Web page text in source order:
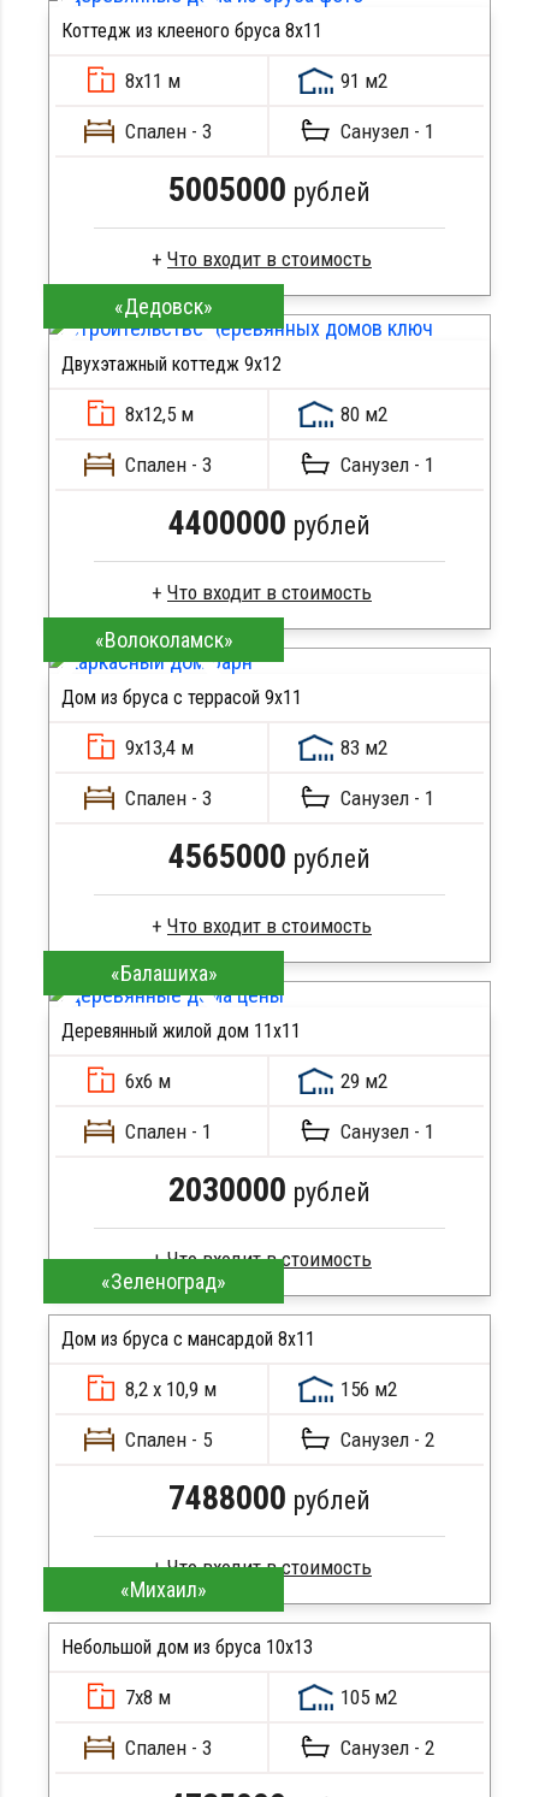
Кровля металлочерепица
Метизы, саморезы, гвозди
Сборка на березовые нагеля, джут
Металлические сваи 108 диаметр
ПОДРОБНЕЕ
Коттедж из клееного бруса 8х11
8х11 м 91 м2
Спален - 3 Санузел - 1
5005000 рублей
Сухой брус
Стропила, балки 50х200 мм
Кровля металлочерепица
Метизы, саморезы, гвозди
Сборка на березовые нагеля, джут
Металлические сваи 108 диаметр
ПОДРОБНЕЕ
«Дедовск»
Двухэтажный коттедж 9х12
8х12,5 м 80 м2
Спален - 3 Санузел - 1
4400000 рублей
Брус камерной сушки
Стропила, балки 50х200 мм
Кровля металлочерепица
Метизы, саморезы, гвозди
Сборка на березовые нагеля, джут
Металлические сваи 108 диаметр
ПОДРОБНЕЕ
«Волоколамск»
Дом из бруса с террасой 9х11
9х13,4 м 83 м2
Спален - 3 Санузел - 1
4565000 рублей
Клееный брус
Стропила, балки 50х200 мм
Кровля металлочерепица
Метизы, саморезы, гвозди
Сборка на березовые нагеля, джут
Металлические сваи 108 диаметр
ПОДРОБНЕЕ
«Балашиха»
Деревянный жилой дом 11х11
6х6 м 29 м2
Спален - 1 Санузел - 1
2030000 рублей
Брус естественной влажности
Стропила, балки 50х200 мм
Метизы, саморезы, гвозди
Сборка на березовые нагеля, джут
Металлические сваи 108 диаметр
ПОДРОБНЕЕ
«Зеленоград»
Дом из бруса с мансардой 8х11
8,2 х 10,9 м 156 м2
Спален - 5 Санузел - 2
7488000 рублей
Брус камерной сушки
Стропила, балки 50х200 мм
Метизы, саморезы, гвозди
Сборка на березовые нагеля, джут
Металлические сваи 108 диаметр
ПОДРОБНЕЕ
«Михаил»
Небольшой дом из бруса 10х13
7х8 м 105 м2
Спален - 3 Санузел - 2